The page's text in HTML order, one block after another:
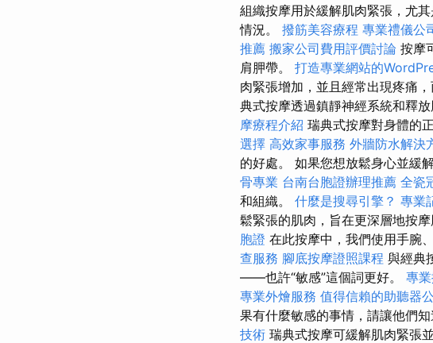
組織按摩用於緩解肌肉緊張，尤
情況。 撥筋美容療程 專業禮儀公
推薦 搬家公司費用評價討論 按摩
肩胛帶。 打造專業網站的
肉緊張增加，並且經常出現疼痛
典式按摩透過鎮靜神經系統和釋
摩療程介紹 瑞典式按摩對身體的
選擇 高效家事服務 外牆防水解決
的好處。 如果您想放鬆身心並緩
骨專業 台南台胞證辦理推薦 全瓷
和組織。 什麼是搜尋引擎？ 專業
鬆緊張的肌肉，旨在更深層地按摩
胞證 在此按摩中，我們使用手腕
查服務 腳底按摩證照課程 與經典
——也許“敏感”這個詞更好。 專
專業外燴服務 值得信賴的助聽器
果有什麼敏感的事情，請讓他們知
技術 瑞典式按摩可緩解肌肉緊張